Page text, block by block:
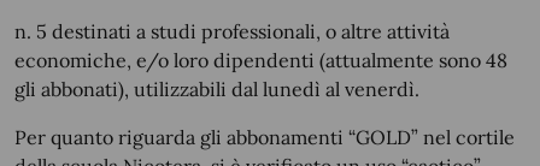
n. 5 destinati a studi professionali, o altre attività
economiche, e/o loro dipendenti (attualmente sono 48
gli abbonati), utilizzabili dal lunedì al venerdì.
Per quanto riguarda gli abbonamenti “GOLD” nel cortile